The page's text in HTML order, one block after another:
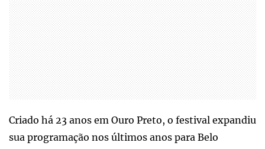
Criado há 23 anos em Ouro Preto, o festival expandiu
sua programação nos últimos anos para Belo